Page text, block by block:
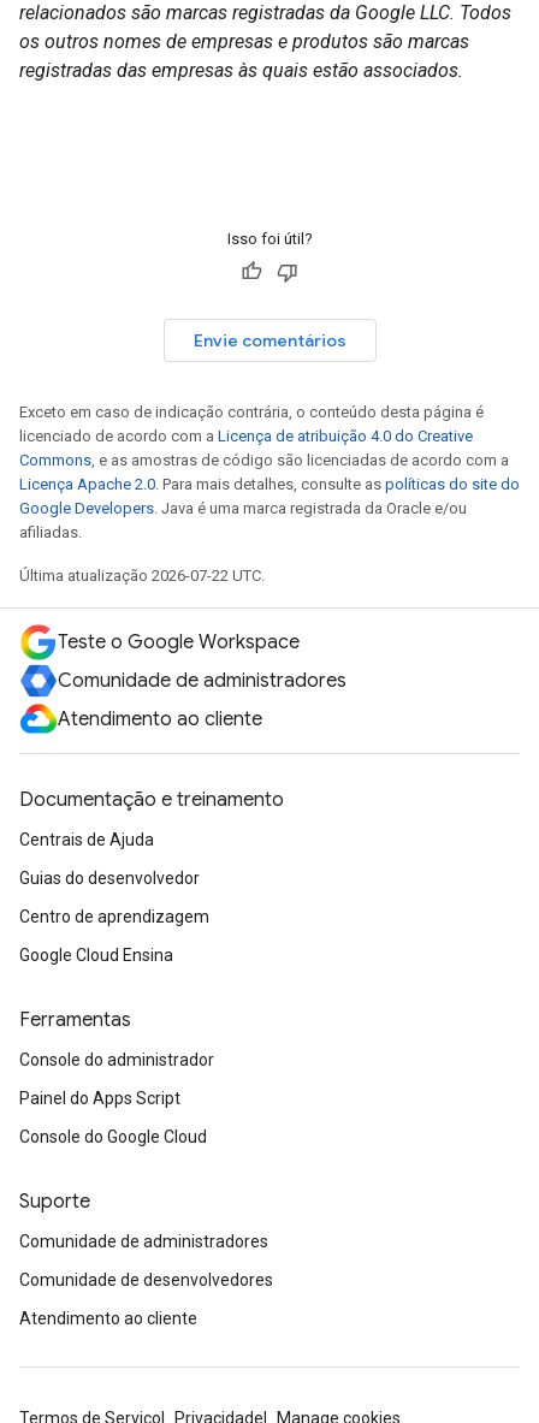
relacionados são marcas registradas da Google LLC. Todos
os outros nomes de empresas e produtos são marcas
registradas das empresas às quais estão associados.
Isso foi útil?
Envie comentários
Exceto em caso de indicação contrária, o conteúdo desta página é
licenciado de acordo com a Licença de atribuição 4.0 do Creative
Commons, e as amostras de código são licenciadas de acordo com a
Licença Apache 2.0. Para mais detalhes, consulte as políticas do site do
Google Developers. Java é uma marca registrada da Oracle e/ou
afiliadas.
Última atualização 2026-07-22 UTC.
Teste o Google Workspace
Comunidade de administradores
Atendimento ao cliente
Documentação e treinamento
Centrais de Ajuda
Guias do desenvolvedor
Centro de aprendizagem
Google Cloud Ensina
Ferramentas
Console do administrador
Painel do Apps Script
Console do Google Cloud
Suporte
Comunidade de administradores
Comunidade de desenvolvedores
Atendimento ao cliente
Termos de Serviço Privacidade Manage cookies